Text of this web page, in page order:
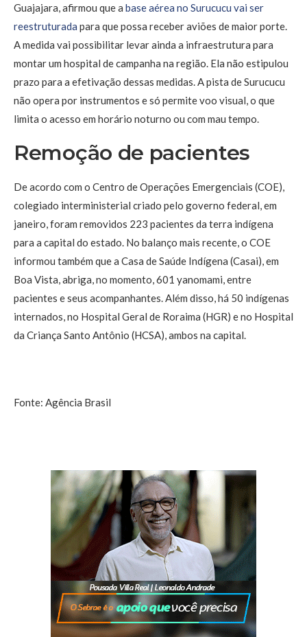
Guajajara, afirmou que a base aérea no Surucucu vai ser
reestruturada para que possa receber aviões de maior porte.
A medida vai possibilitar levar ainda a infraestrutura para
montar um hospital de campanha na região. Ela não estipulou
prazo para a efetivação dessas medidas. A pista de Surucucu
não opera por instrumentos e só permite voo visual, o que
limita o acesso em horário noturno ou com mau tempo.
Remoção de pacientes
De acordo com o Centro de Operações Emergenciais (COE),
colegiado interministerial criado pelo governo federal, em
janeiro, foram removidos 223 pacientes da terra indígena
para a capital do estado. No balanço mais recente, o COE
informou também que a Casa de Saúde Indígena (Casai), em
Boa Vista, abriga, no momento, 601 yanomami, entre
pacientes e seus acompanhantes. Além disso, há 50 indígenas
internados, no Hospital Geral de Roraima (HGR) e no Hospital
da Criança Santo Antônio (HCSA), ambos na capital.
Fonte: Agência Brasil